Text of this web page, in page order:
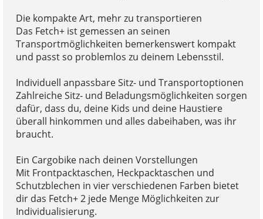
Die kompakte Art, mehr zu transportieren
Das Fetch+ ist gemessen an seinen
Transportmöglichkeiten bemerkenswert kompakt
und passt so problemlos zu deinem Lebensstil.
Individuell anpassbare Sitz- und Transportoptionen
Zahlreiche Sitz- und Beladungsmöglichkeiten sorgen
dafür, dass du, deine Kids und deine Haustiere
überall hinkommen und alles dabeihaben, was ihr
braucht.
Ein Cargobike nach deinen Vorstellungen
Mit Frontpacktaschen, Heckpacktaschen und
Schutzblechen in vier verschiedenen Farben bietet
dir das Fetch+ 2 jede Menge Möglichkeiten zur
Individualisierung.